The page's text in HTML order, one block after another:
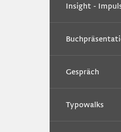
Insight -
Gespräch
Typowalks